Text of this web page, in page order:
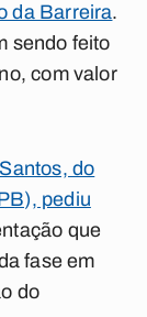
da Barreira.
sendo feito
com valor
do
pediu
que
fase em
do